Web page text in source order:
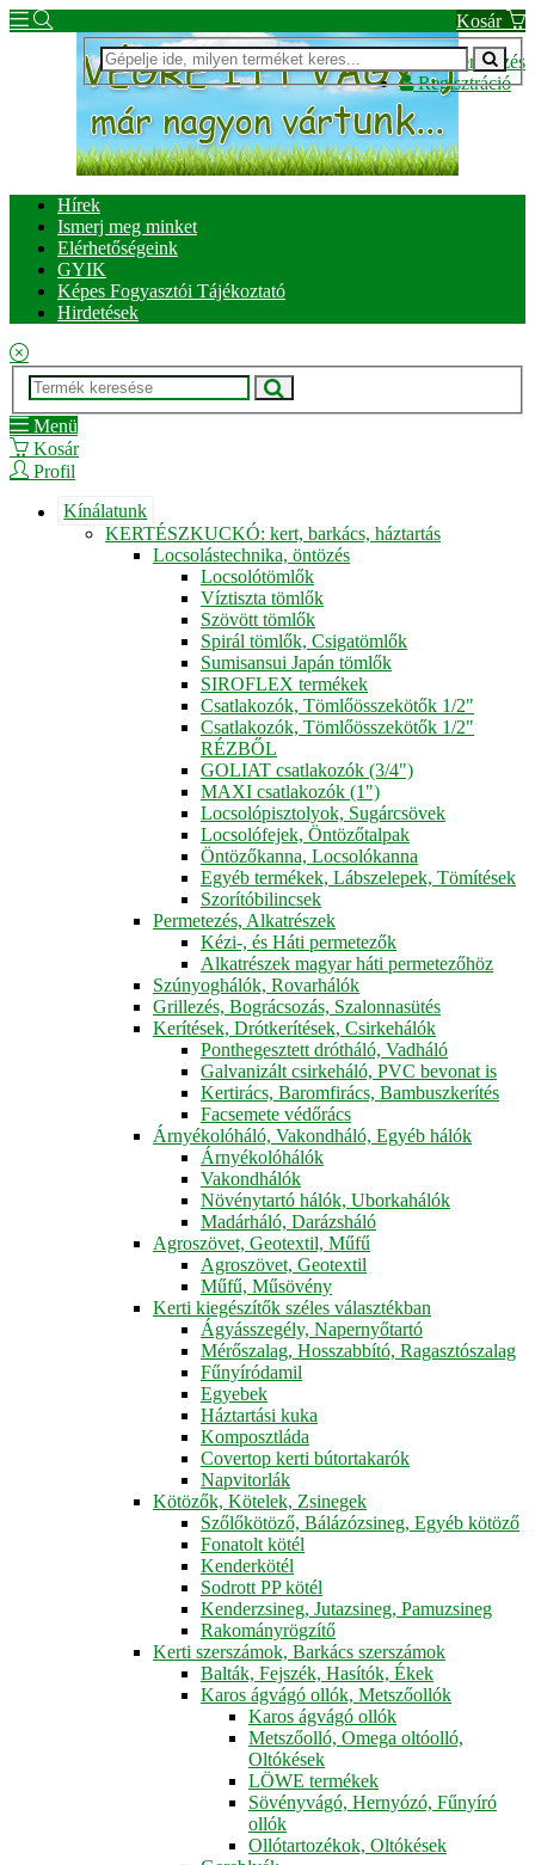
Kosár
Bejelentkezés
Regisztráció
Hírek
Ismerj meg minket
Elérhetőségeink
GYIK
Képes Fogyasztói Tájékoztató
Hirdetések
Menü
Kosár
Profil
Kínálatunk
KERTÉSZKUCKÓ: kert, barkács, háztartás
Locsolástechnika, öntözés
Locsolótömlők
Víztiszta tömlők
Szövött tömlők
Spirál tömlők, Csigatömlők
Sumisansui Japán tömlők
SIROFLEX termékek
Csatlakozók, Tömlőösszekötők 1/2"
Csatlakozók, Tömlőösszekötők 1/2"
RÉZBŐL
GOLIAT csatlakozók (3/4")
MAXI csatlakozók (1")
Locsolópisztolyok, Sugárcsövek
Locsolófejek, Öntözőtalpak
Öntözőkanna, Locsolókanna
Egyéb termékek, Lábszelepek, Tömítések
Szorítóbilincsek
Permetezés, Alkatrészek
Kézi-, és Háti permetezők
Alkatrészek magyar háti permetezőhöz
Szúnyoghálók, Rovarhálók
Grillezés, Bográcsozás, Szalonnasütés
Kerítések, Drótkerítések, Csirkehálók
Ponthegesztett drótháló, Vadháló
Galvanizált csirkeháló, PVC bevonat is
Kertirács, Baromfirács, Bambuszkerítés
Facsemete védőrács
Árnyékolóháló, Vakondháló, Egyéb hálók
Árnyékolóhálók
Vakondhálók
Növénytartó hálók, Uborkahálók
Madárháló, Darázsháló
Agroszövet, Geotextil, Műfű
Agroszövet, Geotextil
Műfű, Műsövény
Kerti kiegészítők széles választékban
Ágyásszegély, Napernyőtartó
Mérőszalag, Hosszabbító, Ragasztószalag
Fűnyíródamil
Egyebek
Háztartási kuka
Komposztláda
Covertop kerti bútortakarók
Napvitorlák
Kötözők, Kötelek, Zsinegek
Szőlőkötöző, Bálázózsineg, Egyéb kötöző
Fonatolt kötél
Kenderkötél
Sodrott PP kötél
Kenderzsineg, Jutazsineg, Pamuzsineg
Rakományrögzítő
Kerti szerszámok, Barkács szerszámok
Balták, Fejszék, Hasítók, Ékek
Karos ágvágó ollók, Metszőollók
Karos ágvágó ollók
Metszőolló, Omega oltóolló,
Oltókések
LÖWE termékek
Sövényvágó, Hernyózó, Fűnyíró
ollók
Ollótartozékok, Oltókések